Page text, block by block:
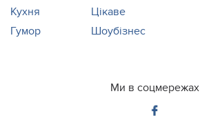
Кухня
Цікаве
Гумор
Шоубізнес
Ми в соцмережах